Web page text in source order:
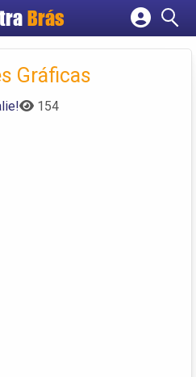
Brás
Cadastrar empresa
Fazer login
Criar conta
Gráficas
154